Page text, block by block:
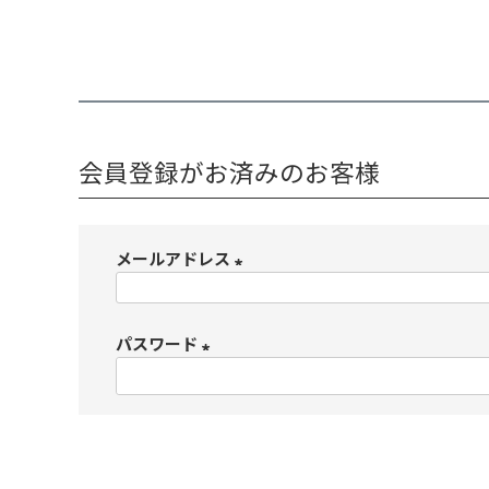
会員登録がお済みのお客様
メールアドレス
パスワード